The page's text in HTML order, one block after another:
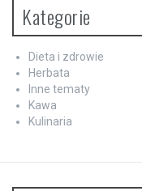
Kategorie
Dieta i zdrowie
Herbata
Inne tematy
Kawa
Kulinaria